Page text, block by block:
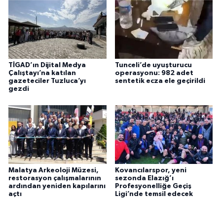
TİGAD’ın Dijital Medya
Çalıştayı’na katılan
gazeteciler Tuzluca’yı
gezdi
Tunceli’de uyuşturucu
operasyonu: 982 adet
sentetik ecza ele geçirildi
Malatya Arkeoloji Müzesi,
restorasyon çalışmalarının
ardından yeniden kapılarını
açtı
Kovancılarspor, yeni
sezonda Elazığ’ı
Profesyonelliğe Geçiş
Ligi’nde temsil edecek